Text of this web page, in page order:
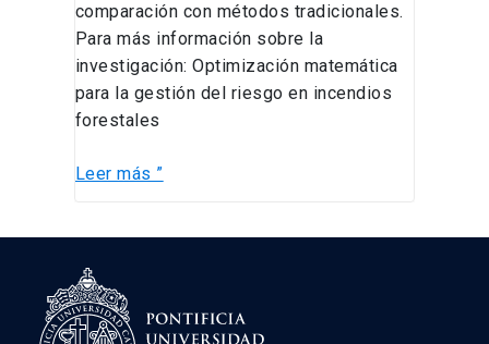
comparación con métodos tradicionales.
Para más información sobre la
investigación: Optimización matemática
para la gestión del riesgo en incendios
forestales
Leer más ”